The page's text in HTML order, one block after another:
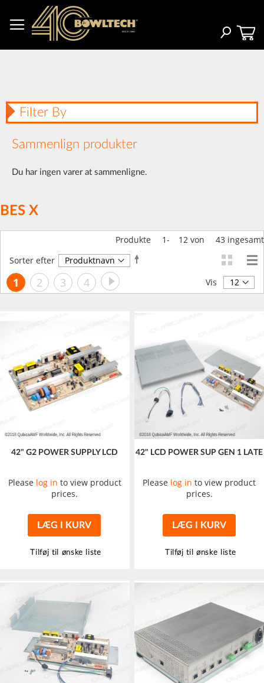
Content
Search
BES X
Produkte 1- 12 von 43 ingesamt
Sorter efter
Faldende
Side
Du
1 Side
2 Side
3 Side
4 Side
Videre Vis
42" G2 POWER SUPPLY LCD
Please log in to view product
prices.
LÆG I KURV
Tilføj til ønske liste
42" LCD POWER SUP GEN 1 LATE
Please log in to view product
prices.
LÆG I KURV
Tilføj til ønske liste
Filter By
Sammenlign produkter
Du har ingen varer at sammenligne.